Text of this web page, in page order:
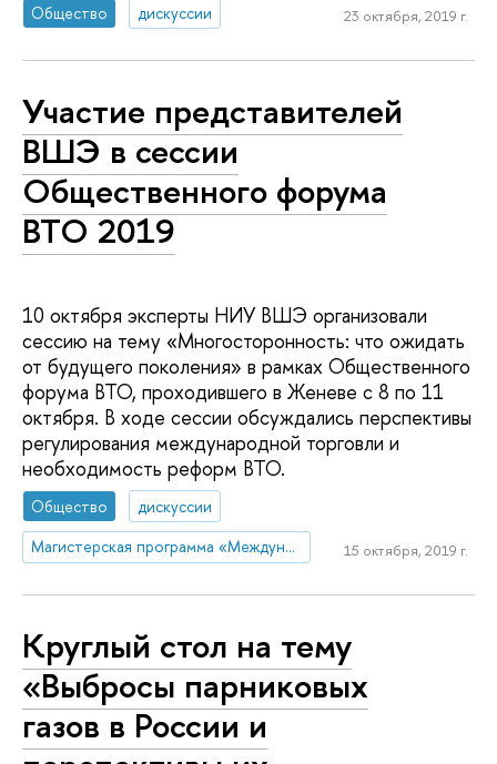
Общество дискуссии 23 октября, 2019 г.
Участие представителей
ВШЭ в сессии
Общественного форума
ВТО 2019
10 октября эксперты НИУ ВШЭ организовали
сессию на тему «Многосторонность: что ожидать
от будущего поколения» в рамках Общественного
форума ВТО, проходившего в Женеве с 8 по 11
октября. В ходе сессии обсуждались перспективы
регулирования международной торговли и
необходимость реформ ВТО.
Общество
дискуссии
Магистерская программа «Международная торговая политика»
15 октября, 2019 г.
Круглый стол на тему
«Выбросы парниковых
газов в России и